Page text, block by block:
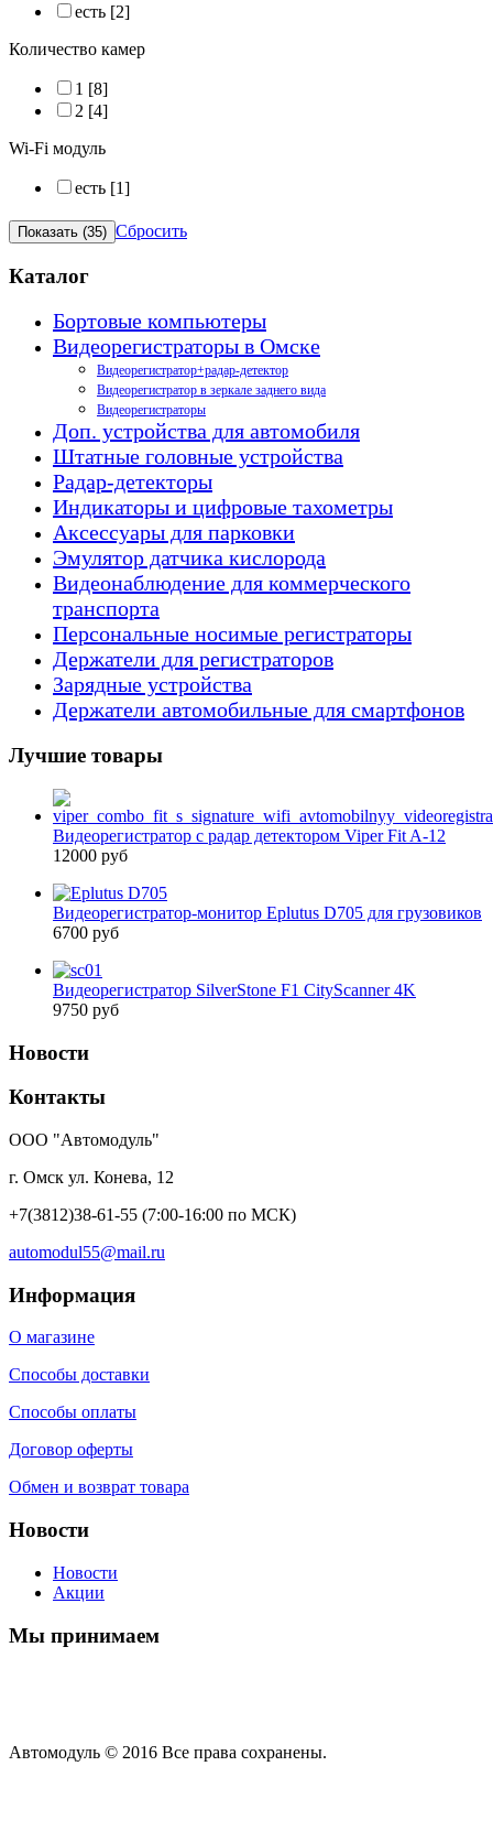
есть [2]
Количество камер
1 [8]
2 [4]
Wi-Fi модуль
есть [1]
Сбросить
Каталог
Бортовые компьютеры
Видеорегистраторы в Омске
Видеорегистратор+радар-детектор
Видеорегистратор в зеркале заднего вида
Видеорегистраторы
Доп. устройства для автомобиля
Штатные головные устройства
Радар-детекторы
Индикаторы и цифровые тахометры
Аксессуары для парковки
Эмулятор датчика кислорода
Видеонаблюдение для коммерческого
транспорта
Персональные носимые регистраторы
Держатели для регистраторов
Зарядные устройства
Держатели автомобильные для смартфонов
Лучшие товары
Видеорегистратор с радар детектором Viper Fit A-12
12000 руб
Видеорегистратор-монитор Eplutus D705 для грузовиков
6700 руб
Видеорегистратор SilverStone F1 CityScanner 4K
9750 руб
Новости
Контакты
ООО "Автомодуль"
г. Омск ул. Конева, 12
+7(3812)38-61-55 (7:00-16:00 по МСК)
automodul55@mail.ru
Информация
О магазине
Способы доставки
Способы оплаты
Договор оферты
Обмен и возврат товара
Новости
Новости
Акции
Мы принимаем
Автомодуль © 2016 Все права сохранены.